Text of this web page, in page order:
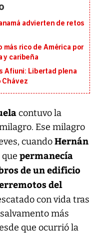
advierten de retos
más rico de América por
y caribeña
Afiuni: Libertad plena
Chávez
contuvo la
Ese milagro
cuandoHernán
permanecía
de un edificio
del
con vida tras
más
que ocurrió la